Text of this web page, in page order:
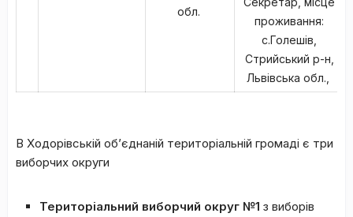
обл.
проживання:
с.Голешів,
Стрийський р-н,
Львівська обл.,
В Ходорівській об’єднаній територіальній громаді є три
виборчих округи
Територіальний виборчий округ №1 з виборів